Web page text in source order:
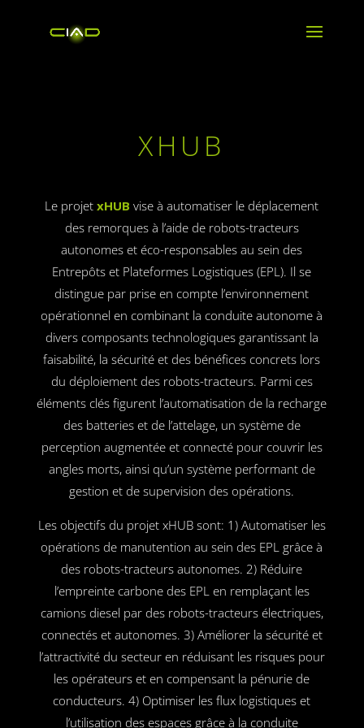
XHUB
Le projetxHUB vise à automatiser le déplacement
des remorques à l’aide de robots-tracteurs
autonomes et éco-responsables au sein des
Entrepôts et Plateformes Logistiques (EPL). Il se
distingue par prise en compte l’environnement
opérationnel en combinant la conduite autonome à
divers composants technologiques garantissant la
faisabilité, la sécurité et des bénéfices concrets lors
du déploiement des robots-tracteurs. Parmi ces
éléments clés figurent l’automatisation de la recharge
des batteries et de l’attelage, un système de
perception augmentée et connecté pour couvrir les
angles morts, ainsi qu’un système performant de
gestion et de supervision des opérations.
Les objectifs du projet xHUB sont: 1) Automatiser les
opérations de manutention au sein des EPL grâce à
des robots-tracteurs autonomes. 2) Réduire
l’empreinte carbone des EPL en remplaçant les
camions diesel par des robots-tracteurs électriques,
connectés et autonomes. 3) Améliorer la sécurité et
l’attractivité du secteur en réduisant les risques pour
les opérateurs et en compensant la pénurie de
conducteurs. 4) Optimiser les flux logistiques et
l’utilisation des espaces grâce à la conduite